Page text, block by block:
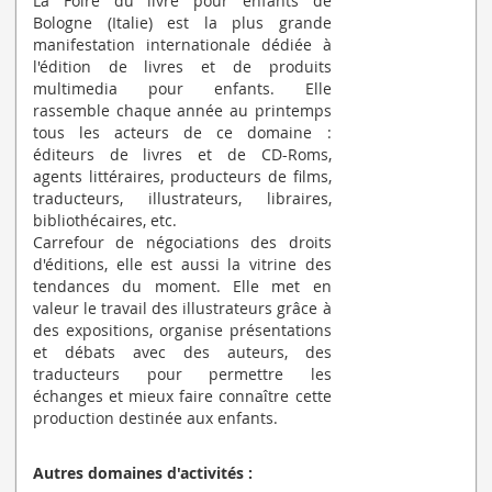
Bologne (Italie) est la plus grande
manifestation internationale dédiée à
l'édition de livres et de produits
multimedia pour enfants. Elle
rassemble chaque année au printemps
tous les acteurs de ce domaine :
éditeurs de livres et de CD-Roms,
agents littéraires, producteurs de films,
traducteurs, illustrateurs, libraires,
bibliothécaires, etc.
Carrefour de négociations des droits
d'éditions, elle est aussi la vitrine des
tendances du moment. Elle met en
valeur le travail des illustrateurs grâce à
des expositions, organise présentations
et débats avec des auteurs, des
traducteurs pour permettre les
échanges et mieux faire connaître cette
production destinée aux enfants.
Autres domaines d'activités :